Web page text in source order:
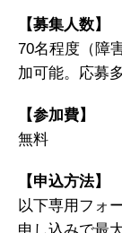
【募集人数】
70名程度（障
加可能。応募
【参加費】
無料
【申込方法】
以下専用フォ